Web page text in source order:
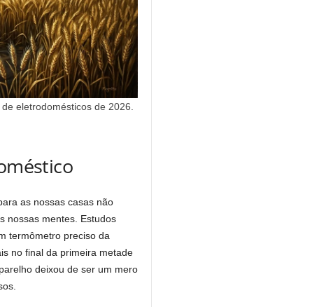
eletrodomésticos de 2026.
as nossas casas não
nossas mentes. Estudos
termômetro preciso da
no final da primeira metade
deixou de ser um mero